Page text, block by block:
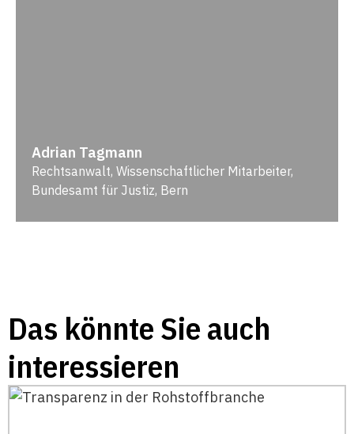
Adrian Tagmann
Rechtsanwalt, Wissenschaftlicher Mitarbeiter,
Bundesamt für Justiz, Bern
Das könnte Sie auch
interessieren